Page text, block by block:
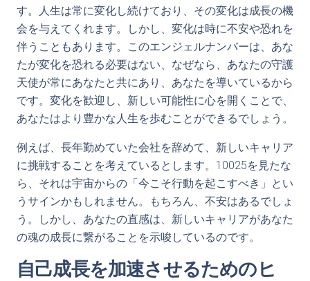
す。人生は常に変化し続けており、その変化は成長の機
会を与えてくれます。しかし、変化は時に不安や恐れを
伴うこともあります。このエンジェルナンバーは、あな
たが変化を恐れる必要はない、なぜなら、あなたの守護
天使が常にあなたと共にあり、あなたを導いているから
です。変化を歓迎し、新しい可能性に心を開くことで、
あなたはより豊かな人生を歩むことができるでしょう。
例えば、長年勤めていた会社を辞めて、新しいキャリア
に挑戦することを考えているとします。10025を見たな
ら、それは宇宙からの「今こそ行動を起こすべき」とい
うサインかもしれません。もちろん、不安はあるでしょ
う。しかし、あなたの直感は、新しいキャリアがあなた
の魂の成長に繋がることを示唆しているのです。
自己成長を加速させるためのヒ